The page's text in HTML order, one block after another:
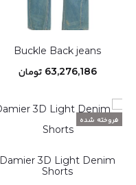
Buckle Back jeans
63,276,186 تومان
فروخته شده
Damier 3D Light Denim
Shorts